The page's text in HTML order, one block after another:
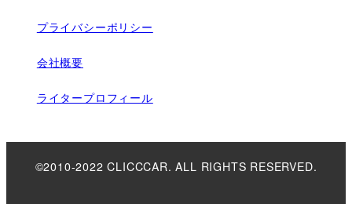
プライバシーポリシー
会社概要
ライタープロフィール
©2010-2022 CLICCCAR. ALL RIGHTS RESERVED.